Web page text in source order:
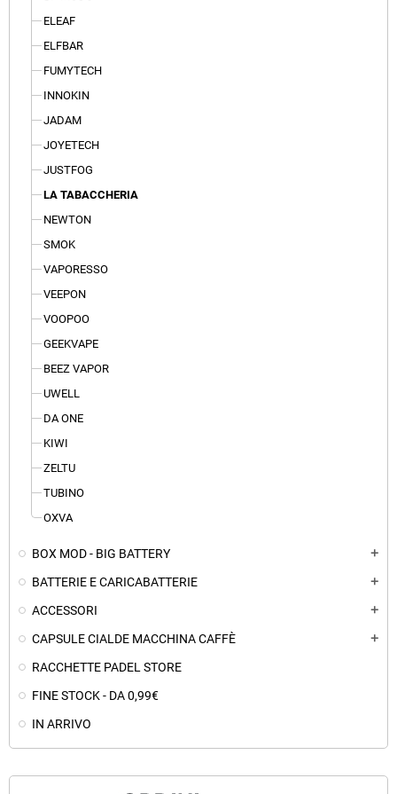
ELEAF
ELFBAR
FUMYTECH
INNOKIN
JADAM
JOYETECH
JUSTFOG
LA TABACCHERIA
NEWTON
SMOK
VAPORESSO
VEEPON
VOOPOO
GEEKVAPE
BEEZ VAPOR
UWELL
DA ONE
KIWI
ZELTU
TUBINO
OXVA
BOX MOD - BIG BATTERY add
BATTERIE E CARICABATTERIE add
ACCESSORI add
CAPSULE CIALDE MACCHINA CAFFÈ add
RACCHETTE PADEL STORE
FINE STOCK - DA 0,99€
IN ARRIVO